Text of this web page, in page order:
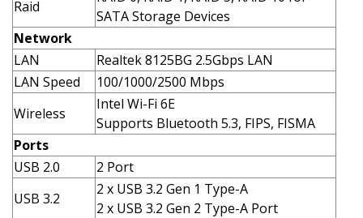
Raid
SATA Storage Devices
Network
LAN
Realtek 8125BG 2.5Gbps LAN
LAN Speed
100/1000/2500 Mbps
Wireless
Intel Wi-Fi 6E
Supports Bluetooth 5.3, FIPS, FISMA
Ports
USB 2.0
2 Port
USB 3.2
2 x USB 3.2 Gen 1 Type-A
2 x USB 3.2 Gen 2 Type-A Port